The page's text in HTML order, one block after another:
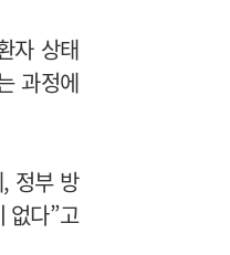
자 상태
과정에
정부 방
없다”고